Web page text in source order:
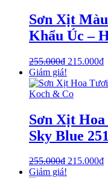
Sơn Xịt
Khẩu Úc –
255.000₫ 215.000₫
Giảm giá!
Sơn Xịt
Sky Blue
255.000₫ 215.000₫
Giảm giá!